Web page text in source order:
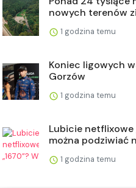
nowych terenów
1 godzina temu
Koniec ligowych
Gorzów
1 godzina temu
Lubicie netflixowe
można podziwiać
1 godzina temu